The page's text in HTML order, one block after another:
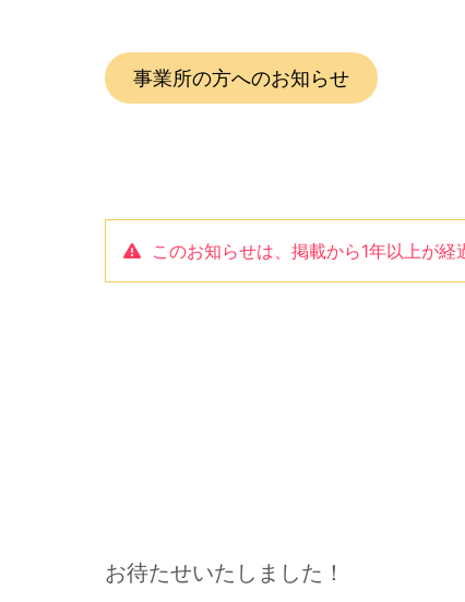
事業所の方へのお知らせ
このお知らせは、掲載から1年以上が
お待たせいたしました！